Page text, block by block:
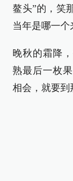
鳌头”的，笑
当年是哪一个
晚秋的霜降
熟最后一枚
相会，就要到